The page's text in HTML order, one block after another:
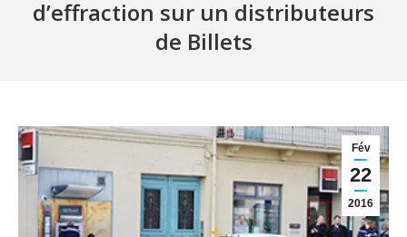
d’effraction sur un distributeurs
de Billets
Fév
22
2016